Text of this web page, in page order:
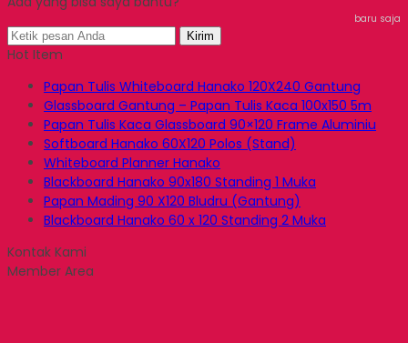
baru saja
Kirim
Hot Item
Papan Tulis Whiteboard Hanako 120X240 Gantung
Glassboard Gantung – Papan Tulis Kaca 100x150 5m
Papan Tulis Kaca Glassboard 90×120 Frame Aluminiu
Softboard Hanako 60X120 Polos (Stand)
Whiteboard Planner Hanako
Blackboard Hanako 90x180 Standing 1 Muka
Papan Mading 90 X120 Bludru (Gantung)
Blackboard Hanako 60 x 120 Standing 2 Muka
Kontak Kami
Member Area